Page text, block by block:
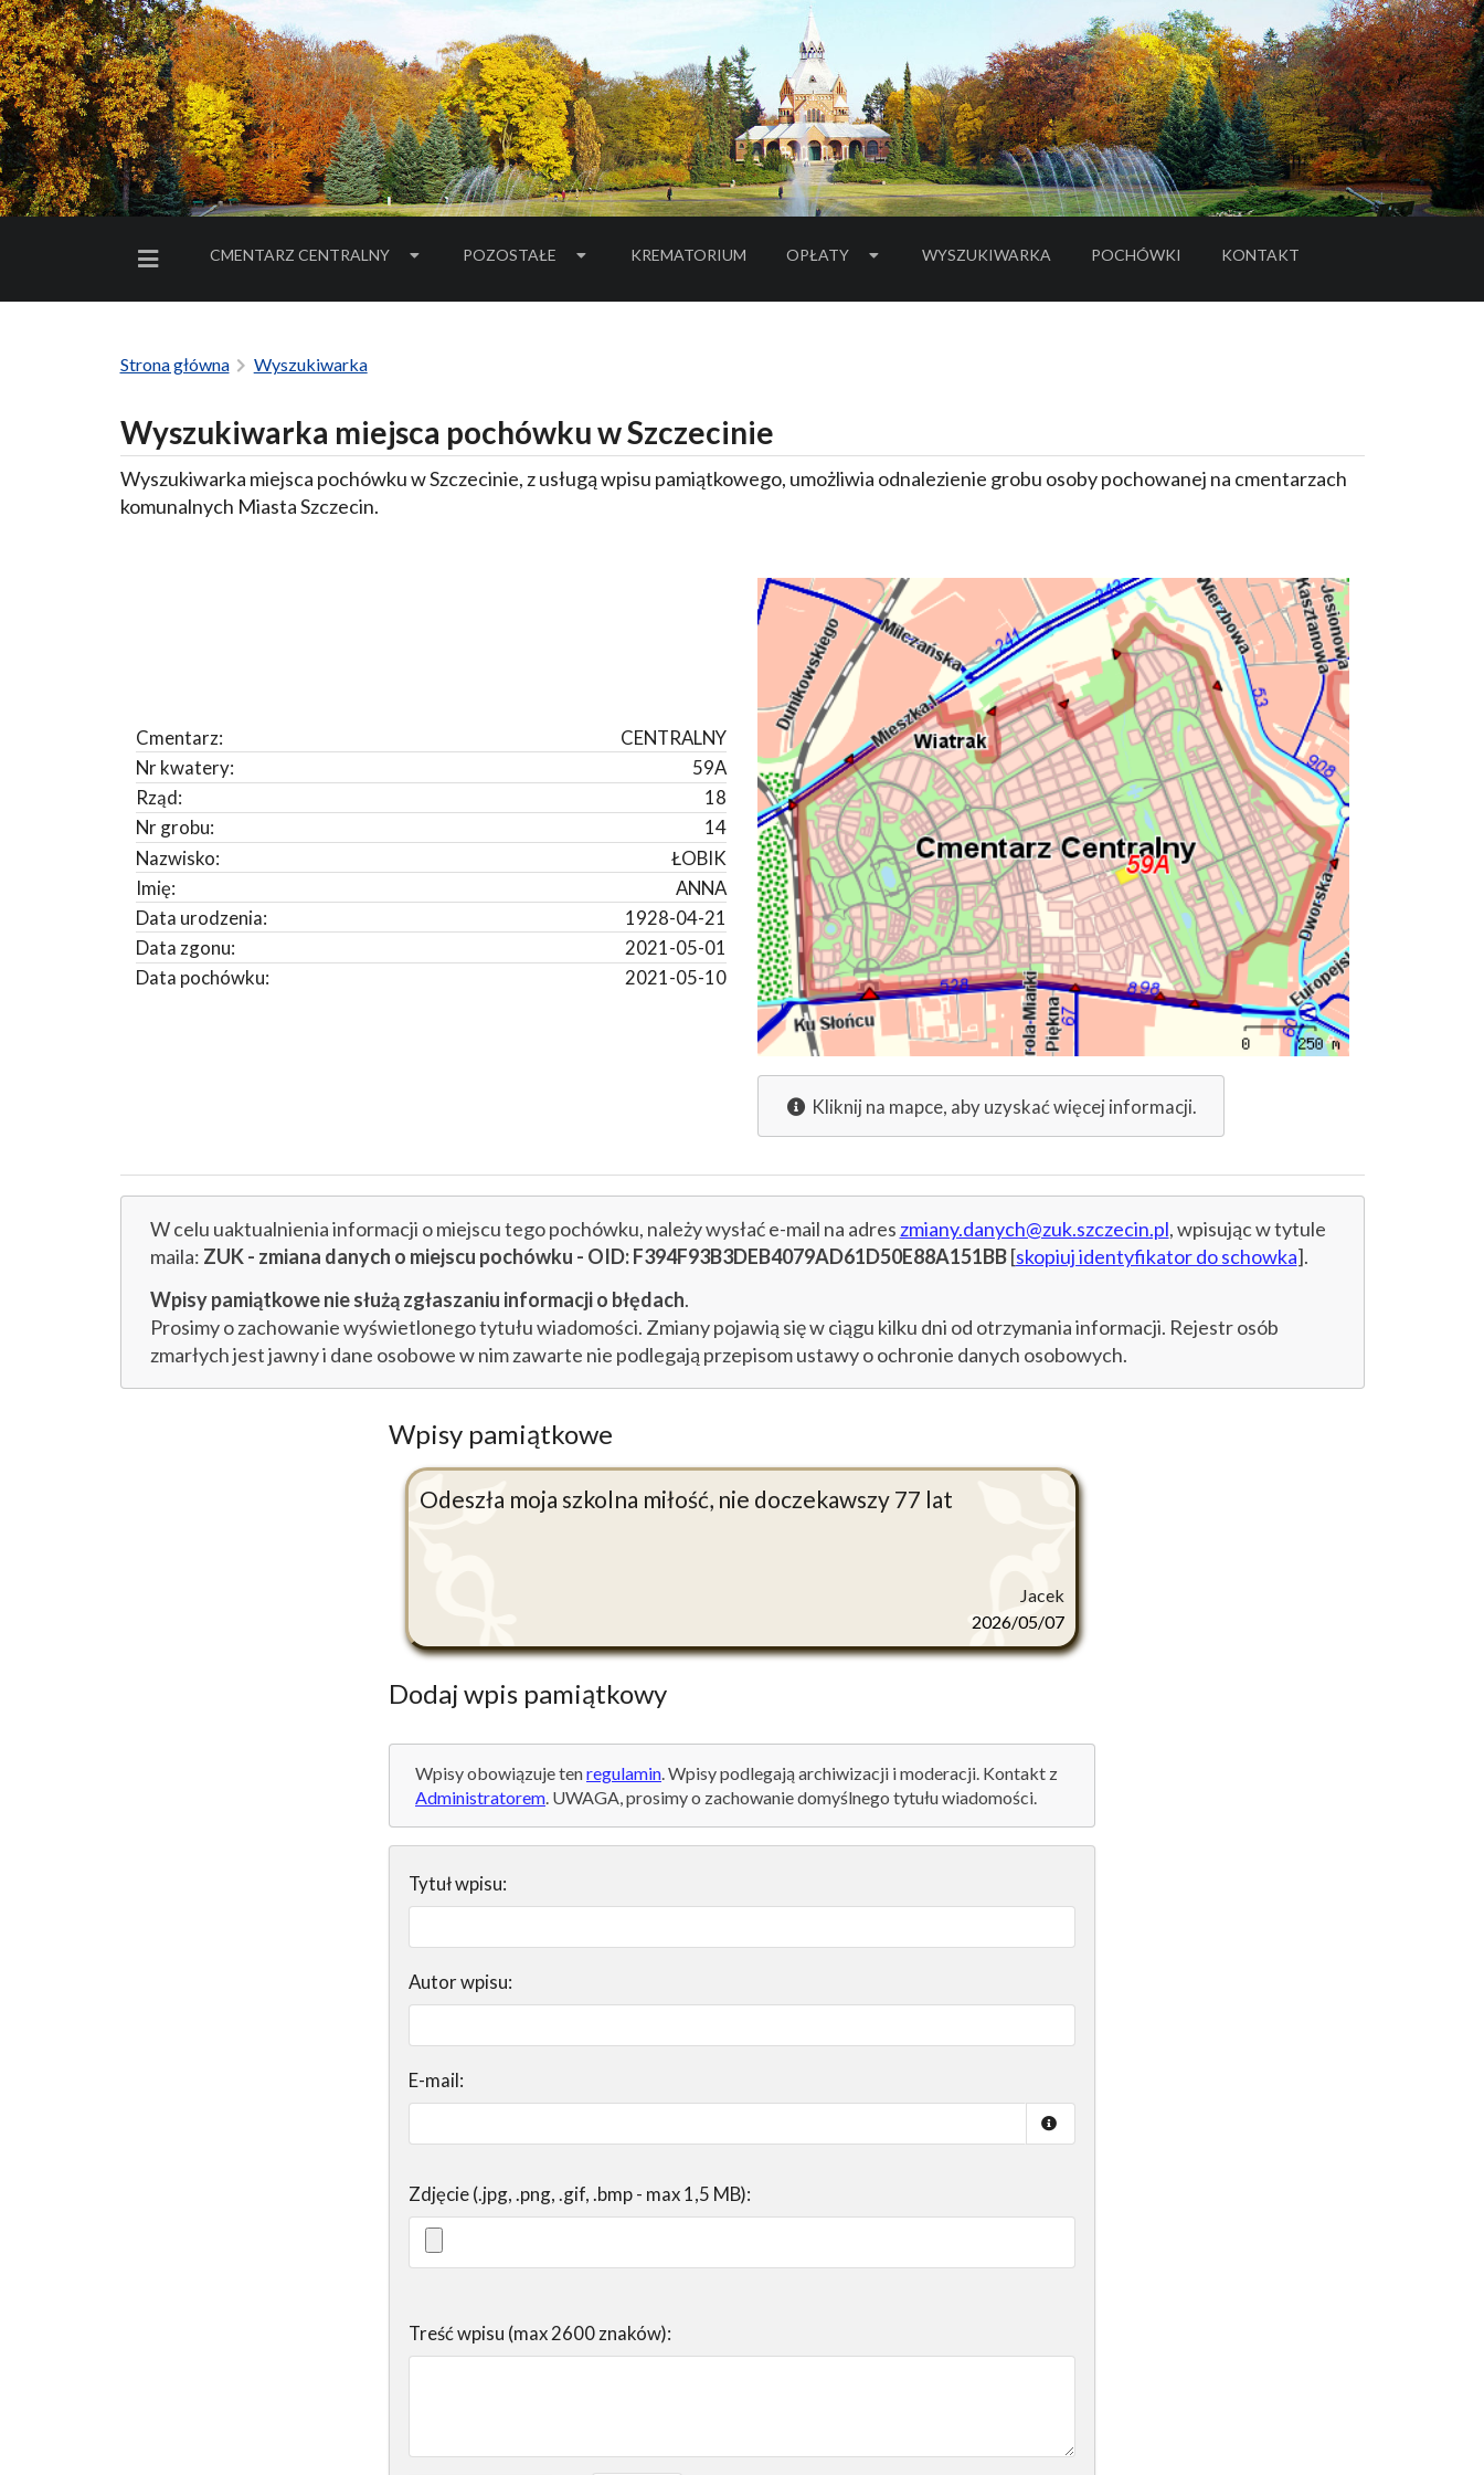
MENU BOCZNE
CMENTARZ CENTRALNY POZOSTAŁE KREMATORIUM OPŁATY WYSZUKIWARKA POCHÓWKI
- LINK DO SERWISU ZEWNĘTRZNEGO
KONTAKT
Strona główna Wyszukiwarka
Wyszukiwarka miejsca pochówku w Szczecinie
Wyszukiwarka miejsca pochówku w Szczecinie, z usługą wpisu pamiątkowego, umożliwia odnalezienie grobu osoby pochowanej na cmentarzach
komunalnych Miasta Szczecin.
CENTRALNY
Cmentarz:
59A
Nr kwatery:
18
Rząd:
14
Nr grobu:
ŁOBIK
Nazwisko:
ANNA
Imię:
1928-04-21
Data urodzenia:
2021-05-01
Data zgonu:
2021-05-10
Data pochówku:
Kliknij na mapce, aby uzyskać więcej informacji.
W celu uaktualnienia informacji o miejscu tego pochówku, należy wysłać e-mail na adres zmiany.danych@zuk.szczecin.pl, wpisując w tytule
maila: ZUK - zmiana danych o miejscu pochówku - OID: F394F93B3DEB4079AD61D50E88A151BB[skopiuj identyfikator do schowka].
Wpisy pamiątkowe nie służą zgłaszaniu informacji o błędach.
Prosimy o zachowanie wyświetlonego tytułu wiadomości. Zmiany pojawią się w ciągu kilku dni od otrzymania informacji. Rejestr osób
zmarłych jest jawny i dane osobowe w nim zawarte nie podlegają przepisom ustawy o ochronie danych osobowych.
Wpisy pamiątkowe
Odeszła moja szkolna miłość, nie doczekawszy 77 lat
Jacek
2026/05/07
Dodaj wpis pamiątkowy
Wpisy obowiązuje tenregulamin . Wpisy podlegają archiwizacji i moderacji. Kontakt z
Administratorem . UWAGA, prosimy o zachowanie domyślnego tytułu wiadomości.
Tytuł wpisu:
Autor wpisu:
E-mail:
Zdjęcie (.jpg, .png, .gif, .bmp - max 1,5 MB):
Treść wpisu (max 2600 znaków):